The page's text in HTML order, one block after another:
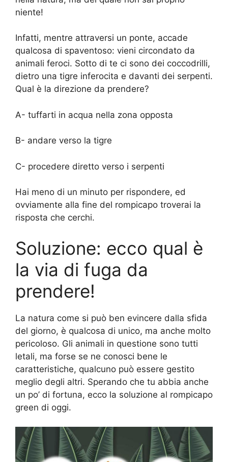
niente!
Infatti, mentre attraversi un ponte, accade
qualcosa di spaventoso: vieni circondato da
animali feroci. Sotto di te ci sono dei coccodrilli,
dietro una tigre inferocita e davanti dei serpenti.
Qual è la direzione da prendere?
A- tuffarti in acqua nella zona opposta
B- andare verso la tigre
C- procedere diretto verso i serpenti
Hai meno di un minuto per rispondere, ed
ovviamente alla fine del rompicapo troverai la
risposta che cerchi.
Soluzione: ecco qual è
la via di fuga da
prendere!
La natura come si può ben evincere dalla sfida
del giorno, è qualcosa di unico, ma anche molto
pericoloso. Gli animali in questione sono tutti
letali, ma forse se ne conosci bene le
caratteristiche, qualcuno può essere gestito
meglio degli altri. Sperando che tu abbia anche
un po’ di fortuna, ecco la soluzione al rompicapo
green di oggi.